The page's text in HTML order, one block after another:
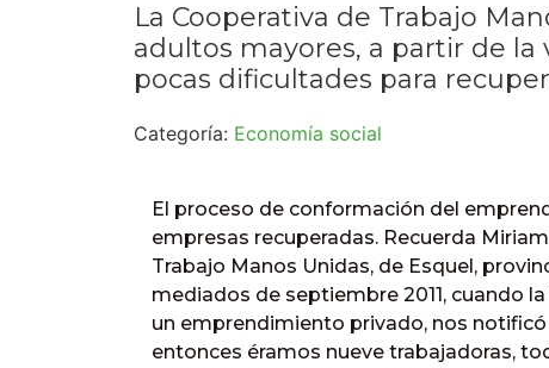
La Cooperativa de Trabajo
adultos mayores, a partir de
pocas dificultades para
Categoría: Economía social
El proceso de conformación del
empresas recuperadas. Recuerda
Trabajo Manos Unidas, de Esquel,
mediados de septiembre 2011, cuando
un emprendimiento privado, nos
entonces éramos nueve trabajadoras,